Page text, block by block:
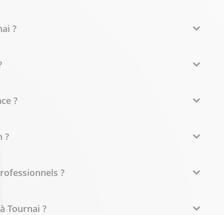
?
?
?
?
Tournai ?